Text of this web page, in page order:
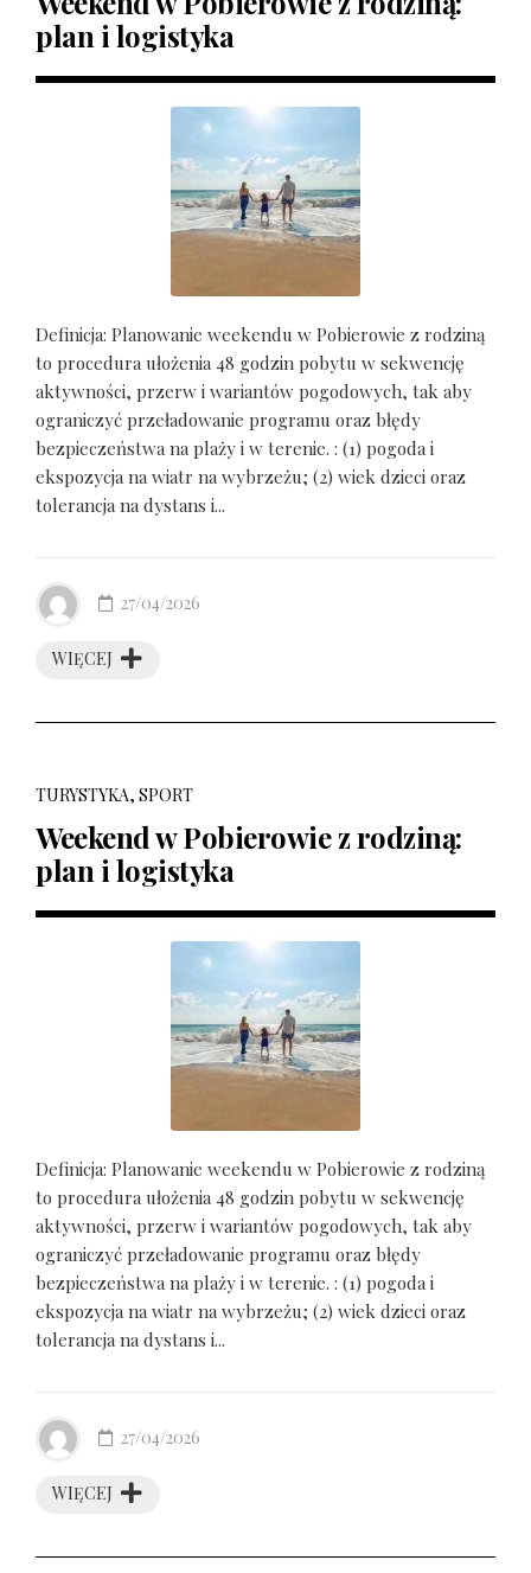
plan i logistyka
Definicja: Planowanie weekendu w Pobierowie z rodziną
to procedura ułożenia 48 godzin pobytu w sekwencję
aktywności, przerw i wariantów pogodowych, tak aby
ograniczyć przeładowanie programu oraz błędy
bezpieczeństwa na plaży i w terenie. : (1) pogoda i
ekspozycja na wiatr na wybrzeżu; (2) wiek dzieci oraz
tolerancja na dystans i...
WIĘCEJ
27/04/2026
TURYSTYKA, SPORT
Weekend w Pobierowie z rodziną:
plan i logistyka
Definicja: Planowanie weekendu w Pobierowie z rodziną
to procedura ułożenia 48 godzin pobytu w sekwencję
aktywności, przerw i wariantów pogodowych, tak aby
ograniczyć przeładowanie programu oraz błędy
bezpieczeństwa na plaży i w terenie. : (1) pogoda i
ekspozycja na wiatr na wybrzeżu; (2) wiek dzieci oraz
tolerancja na dystans i...
WIĘCEJ
27/04/2026